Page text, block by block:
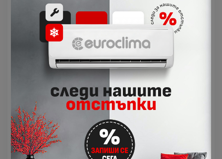
повъхностните им протеини.
Мрежовият сензор „око“ поддържа
постоянна стайна температура
Stylish използва мрежов сензор „око“ за
измерване на температурата на
повърхността в помещението, за да
създаде по-комфортен климат.
След като определи текущата стайна
температура, мрежовият
сензор „око“ равномерно разпределя въздуха
в помещението, преди да превключи към
модел на въздушен поток, насочващ топъл
или студен въздух към зони, в които е